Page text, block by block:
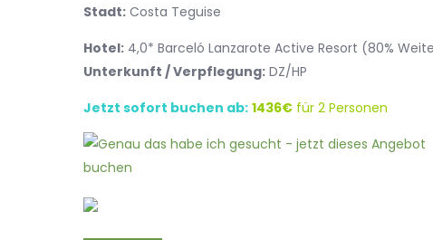
Stadt: Costa Teguise
Hotel: 4,0* Barceló Lanzarote Active Resort (80%
Unterkunft / Verpflegung: DZ/HP
Jetzt sofort buchen ab: 1436€ für 2 Personen